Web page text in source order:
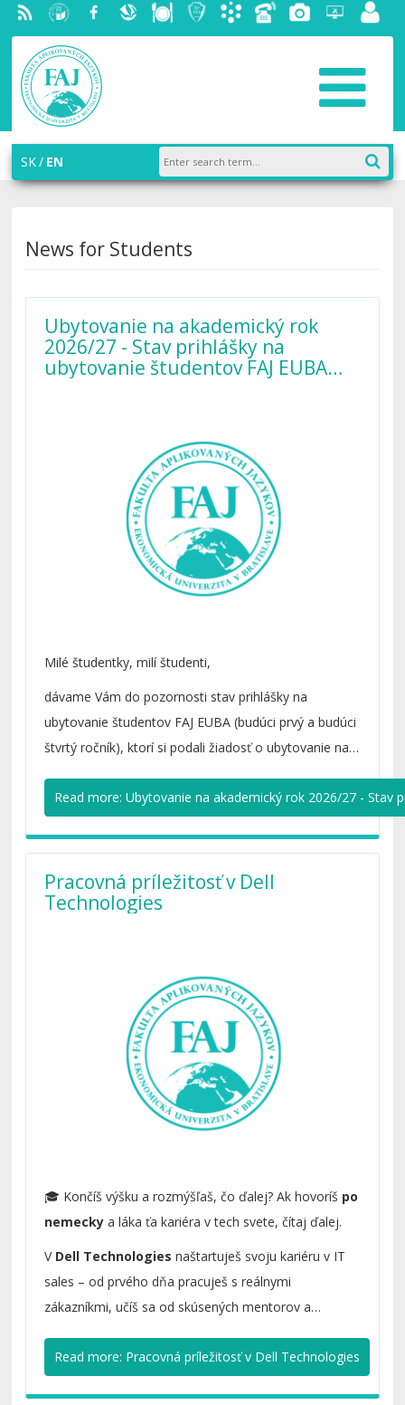
RSS University
of
Economics
in
Bratislava
Facebook
SlovakDiningStudentAcademic
PhoneGalleryHelpdesk
SK EN
News for Students
Ubytovanie na akademický rok
2026/27 - Stav prihlášky na
ubytovanie študentov FAJ EUBA
Milé študentky, milí študenti,
dávame Vám do pozornosti stav prihlášky na
ubytovanie študentov FAJ EUBA (budúci prvý a budúci
štvrtý ročník), ktorí si podali žiadosť o ubytovanie na
2026/2027 - stav prihlášky súčasní študenti (budúci
Read more: Ubytovanie na akademický rok 2026/27 - Stav
Pracovná príležitosť v Dell
Technologies
🎓 Končíš výšku a rozmýšľaš, čo ďalej? Ak hovoríš po
nemecky a láka ťa kariéra v tech svete, čítaj ďalej.
V Dell Technologies naštartuješ svoju kariéru v IT
sales – od prvého dňa pracuješ s reálnymi
zákazníkmi, učíš sa od skúsených mentorov a
klientov. My ťa všetko naučíme a pomôžeme ti rásť.
Read more: Pracovná príležitosť v Dell Technologies